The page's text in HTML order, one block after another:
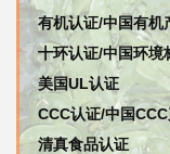
有机认证/中国有机
十环认证/中国环境
美国UL认证
CCC认证/中国
清真食品认证